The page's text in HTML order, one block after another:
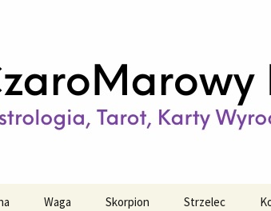
Waga Skorpion Strzelec